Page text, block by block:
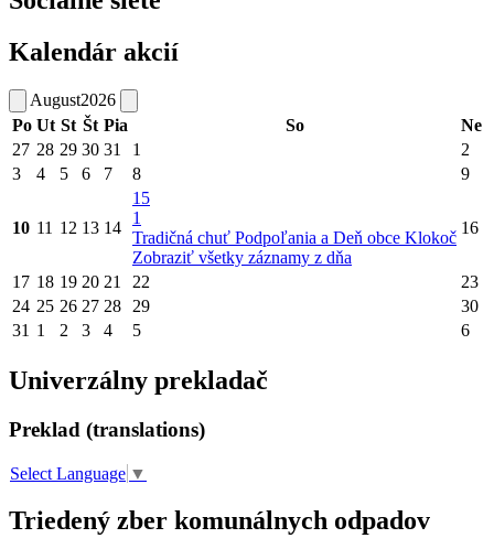
Kalendár akcií
August2026
Po Ut St Št Pia So
Ne
27 28 29 30 31 1
2
3
4 5 6 7 8 9
10 11 12 13 14
15
1
Tradičná chuť Podpoľania a Deň obce Klokoč
Zobraziť všetky záznamy z dňa
16
17 18 19 20 21 22
23
24 25 26 27 28 29
30
31 1 2 3 4 5 6
Univerzálny prekladač
Preklad (translations)
Select Language ▼
Triedený zber komunálnych odpadov